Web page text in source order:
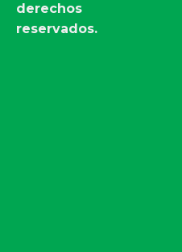
derechos
reservados.